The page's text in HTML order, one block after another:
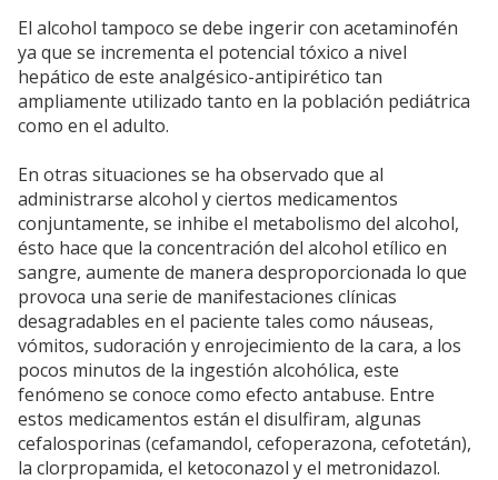
El alcohol tampoco se debe ingerir con acetaminofén
ya que se incrementa el potencial tóxico a nivel
hepático de este analgésico-antipirético tan
ampliamente utilizado tanto en la población pediátrica
como en el adulto.
En otras situaciones se ha observado que al
administrarse alcohol y ciertos medicamentos
conjuntamente, se inhibe el metabolismo del alcohol,
ésto hace que la concentración del alcohol etílico en
sangre, aumente de manera desproporcionada lo que
provoca una serie de manifestaciones clínicas
desagradables en el paciente tales como náuseas,
vómitos, sudoración y enrojecimiento de la cara, a los
pocos minutos de la ingestión alcohólica, este
fenómeno se conoce como efecto antabuse. Entre
estos medicamentos están el disulfiram, algunas
cefalosporinas (cefamandol, cefoperazona, cefotetán),
la clorpropamida, el ketoconazol y el metronidazol.